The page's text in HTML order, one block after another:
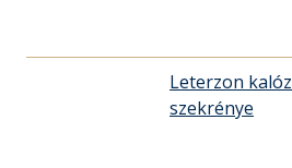
Leterzon kalóz
szekrénye